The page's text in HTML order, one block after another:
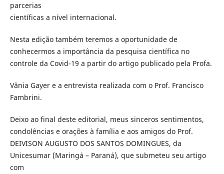
parcerias
científicas a nível internacional.
Nesta edição também teremos a oportunidade de
conhecermos a importância da pesquisa científica no
controle da Covid-19 a partir do artigo publicado pela Profa.
Vânia Gayer e a entrevista realizada com o Prof. Francisco
Fambrini.
Deixo ao final deste editorial, meus sinceros sentimentos,
condolências e orações à família e aos amigos do Prof.
DEIVISON AUGUSTO DOS SANTOS DOMINGUES, da
Unicesumar (Maringá – Paraná), que submeteu seu artigo
com